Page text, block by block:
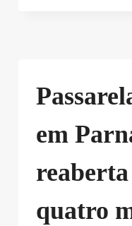
em
reaberta
quatro